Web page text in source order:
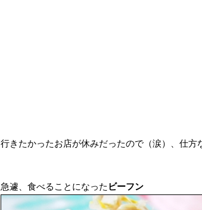
行きたかったお店が休みだったので（涙）、仕方
急遽、食べることになった ビーフン